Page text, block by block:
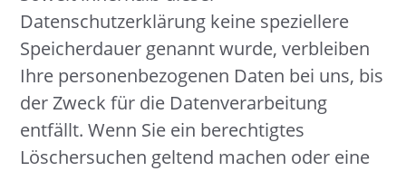
Datenschutzerklärung keine speziellere
Speicherdauer genannt wurde, verbleiben
Ihre personenbezogenen Daten bei uns, bis
der Zweck für die Datenverarbeitung
entfällt. Wenn Sie ein berechtigtes
Löschersuchen geltend machen oder eine